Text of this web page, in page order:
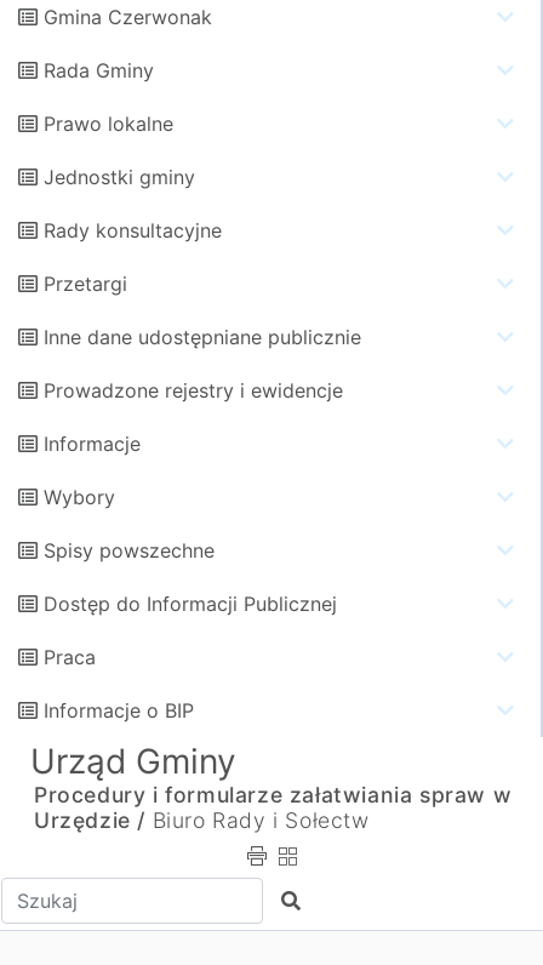
Gmina Czerwonak
Rada Gminy
Prawo lokalne
Jednostki gminy
Rady konsultacyjne
Przetargi
Inne dane udostępniane publicznie
Prowadzone rejestry i ewidencje
Informacje
Wybory
Spisy powszechne
Dostęp do Informacji Publicznej
Praca
Informacje o BIP
Urząd Gminy
Procedury i formularze załatwiania spraw w
Urzędzie / Biuro Rady i Sołectw
Wpisz tekst do wyszukania Szukaj